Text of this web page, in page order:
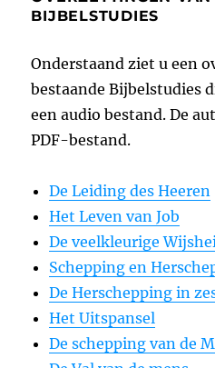
BIJBELSTUDIES
Onderstaand ziet u een
bestaande Bijbelstudies
een audio bestand. De
PDF-bestand.
De Leiding des Heeren
Het Leven van Job
De veelkleurige
Schepping en
De Herschepping in
Het Uitspansel
De schepping van de